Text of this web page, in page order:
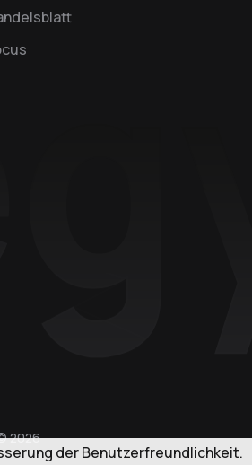
2026
der Benutzerfreundlichkeit.